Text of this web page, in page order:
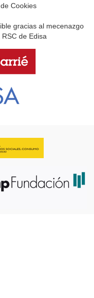
Cookies
gracias al mecenazgo
de Edisa